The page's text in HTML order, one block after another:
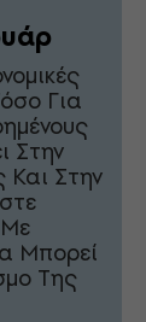
Για
Στην
Στην
Μπορεί
Της